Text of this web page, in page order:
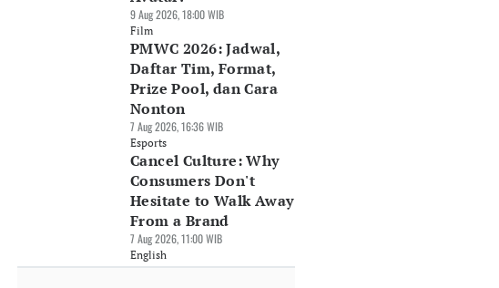
9 Aug 2026, 18:00 WIB
Film
PMWC 2026: Jadwal,
Daftar Tim, Format,
Prize Pool, dan Cara
Nonton
7 Aug 2026, 16:36 WIB
Esports
Cancel Culture: Why
Consumers Don't
Hesitate to Walk Away
From a Brand
7 Aug 2026, 11:00 WIB
English